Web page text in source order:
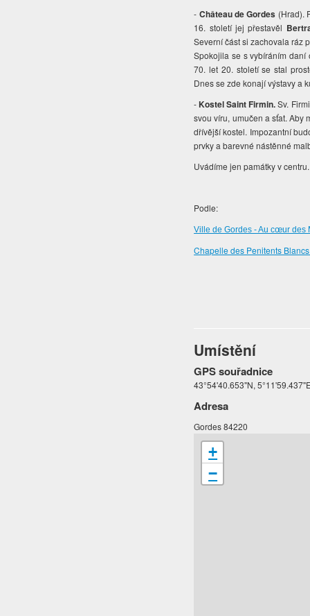
- Château de Gordes (Hrad).
16. století jej přestavěl
Severní část si zachovala ráz
Spokojila se s vybíráním
70. let 20. století se stal
Dnes se zde konají výstavy a
- Kostel Saint Firmin.Sv.
svou víru, umučen a sťat. Aby
dřívější kostel. Impozantní
prvky a barevné nástěnné
Uvádíme jen památky v
Podle:
Ville de Gordes - Au cœur des
Chapelle des Penitents
Umístění
GPS souřadnice
43°54'40.653"N,
Adresa
Gordes 84220
+
−